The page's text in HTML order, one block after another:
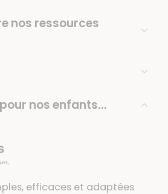
nos ressources
nos enfants...
efficaces et adaptées